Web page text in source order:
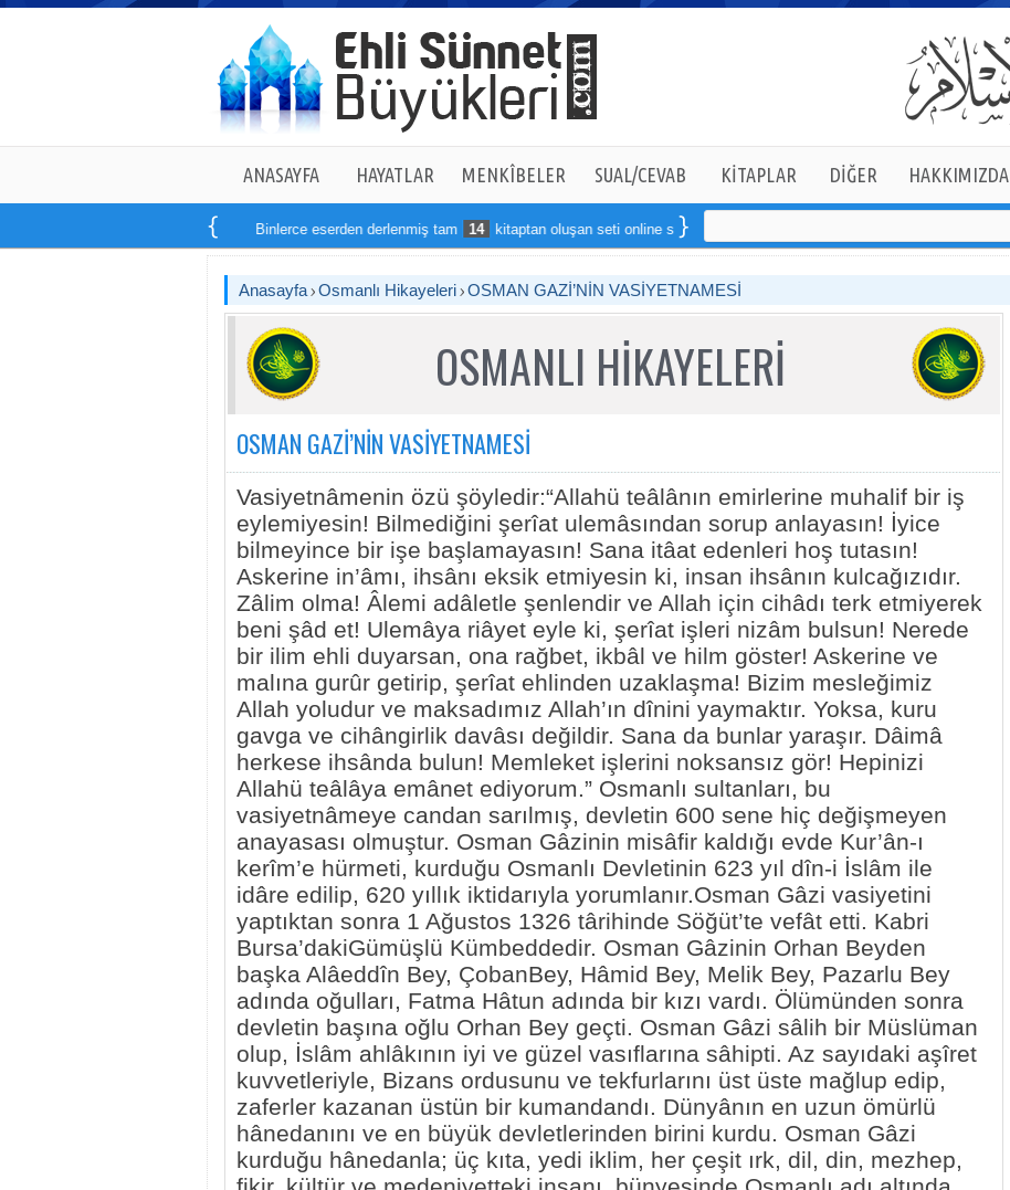
ANASAYFA HAYATLAR MENKÎBELER SUAL/CEVAB KİTAPLAR DİĞER HAKKIMIZDA
Binlerce eserden derlenmiş tam 14 kitaptan oluşan seti online sipariş verebilirsiniz
Anasayfa Osmanlı Hikayeleri OSMAN GAZİ’NİN VASİYETNAMESİ
OSMANLI HİKAYELERİ
OSMAN GAZİ’NİN VASİYETNAMESİ
Vasiyetnâmenin özü şöyledir:“Allahü teâlânın emirlerine muhalif bir iş
eylemiyesin! Bilmediğini şerîat ulemâsından sorup anlayasın! İyice
bilmeyince bir işe başlamayasın! Sana itâat edenleri hoş tutasın!
Askerine in’âmı, ihsânı eksik etmiyesin ki, insan ihsânın kulcağızıdır.
Zâlim olma! Âlemi adâletle şenlendir ve Allah için cihâdı terk etmiyerek
beni şâd et! Ulemâya riâyet eyle ki, şerîat işleri nizâm bulsun! Nerede
bir ilim ehli duyarsan, ona rağbet, ikbâl ve hilm göster! Askerine ve
malına gurûr getirip, şerîat ehlinden uzaklaşma! Bizim mesleğimiz
Allah yoludur ve maksadımız Allah’ın dînini yaymaktır. Yoksa, kuru
gavga ve cihângirlik davâsı değildir. Sana da bunlar yaraşır. Dâimâ
herkese ihsânda bulun! Memleket işlerini noksansız gör! Hepinizi
Allahü teâlâya emânet ediyorum.” Osmanlı sultanları, bu
vasiyetnâmeye candan sarılmış, devletin 600 sene hiç değişmeyen
anayasası olmuştur. Osman Gâzinin misâfir kaldığı evde Kur’ân-ı
kerîm’e hürmeti, kurduğu Osmanlı Devletinin 623 yıl dîn-i İslâm ile
idâre edilip, 620 yıllık iktidarıyla yorumlanır.Osman Gâzi vasiyetini
yaptıktan sonra 1 Ağustos 1326 târihinde Söğüt’te vefât etti. Kabri
Bursa’dakiGümüşlü Kümbeddedir. Osman Gâzinin Orhan Beyden
başka Alâeddîn Bey, ÇobanBey, Hâmid Bey, Melik Bey, Pazarlu Bey
adında oğulları, Fatma Hâtun adında bir kızı vardı. Ölümünden sonra
devletin başına oğlu Orhan Bey geçti. Osman Gâzi sâlih bir Müslüman
olup, İslâm ahlâkının iyi ve güzel vasıflarına sâhipti. Az sayıdaki aşîret
kuvvetleriyle, Bizans ordusunu ve tekfurlarını üst üste mağlup edip,
zaferler kazanan üstün bir kumandandı. Dünyânın en uzun ömürlü
hânedanını ve en büyük devletlerinden birini kurdu. Osman Gâzi
kurduğu hânedanla; üç kıta, yedi iklim, her çeşit ırk, dil, din, mezhep,